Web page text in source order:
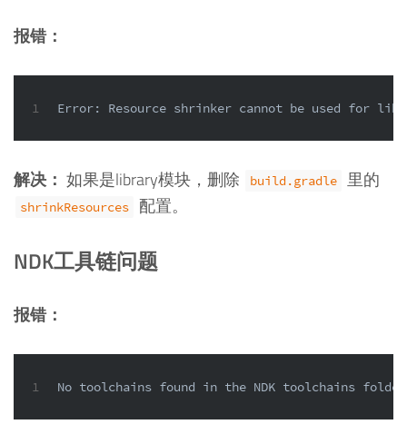
报错：
1 Error: Resource shrinker cannot be used for
解决： 如果是library模块，删除 build.gradle 里的
shrinkResources 配置。
NDK工具链问题
报错：
1 No toolchains found in the NDK toolchains